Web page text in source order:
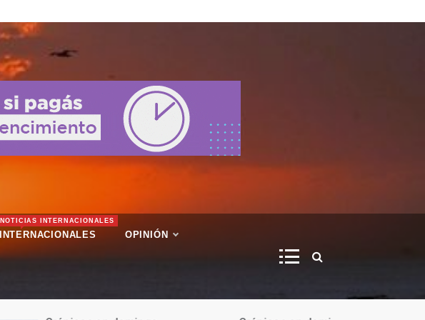
INTERNACIONALES
NOTICIAS INTERNACIONALES
OPINIÓN